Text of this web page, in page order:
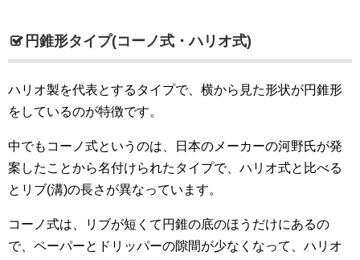
円錐形タイプ(コーノ式・ハリオ式)
ハリオ製を代表とするタイプで、横から見た形状が円錐形
をしているのが特徴です。
中でもコーノ式というのは、日本のメーカーの河野氏が発
案したことから名付けられたタイプで、ハリオ式と比べる
とリブ(溝)の長さが異なっています。
コーノ式は、リブが短くて円錐の底のほうだけにあるの
で、ペーパーとドリッパーの隙間が少なくなって、ハリオ